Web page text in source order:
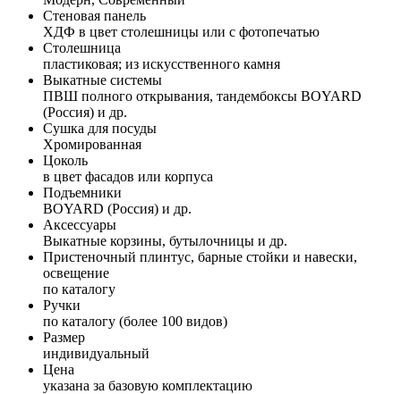
Стеновая панель
ХДФ в цвет столешницы или с фотопечатью
Столешница
пластиковая; из искусственного камня
Выкатные системы
ПВШ полного открывания, тандембоксы BOYARD
(Россия) и др.
Сушка для посуды
Хромированная
Цоколь
в цвет фасадов или корпуса
Подъемники
BOYARD (Россия) и др.
Аксессуары
Выкатные корзины, бутылочницы и др.
Пристеночный плинтус, барные стойки и навески,
освещение
по каталогу
Ручки
по каталогу (более 100 видов)
Размер
индивидуальный
Цена
указана за базовую комплектацию